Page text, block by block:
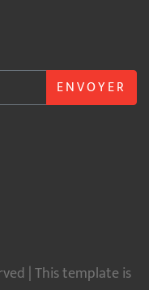
ENVOYER
| This template is